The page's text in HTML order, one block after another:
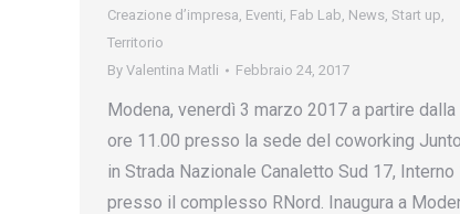
Creazione d’impresa, Eventi, Fab Lab, News, Start up,
Territorio
By Valentina Matli Febbraio 24, 2017
Modena, venerdì 3 marzo 2017 a partire dalla
ore 11.00 presso la sede del coworking Junto
in Strada Nazionale Canaletto Sud 17, Interno
presso il complesso RNord. Inaugura a